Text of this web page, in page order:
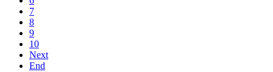
7
8
9
10
Next
End